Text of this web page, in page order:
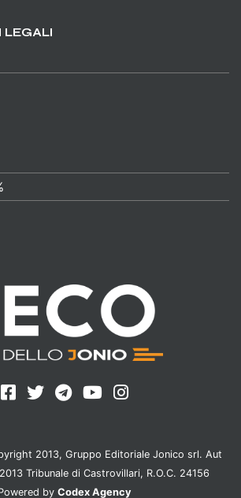
LEGALI
2013, Gruppo Editoriale Jonico srl. Aut
Tribunale di Castrovillari, R.O.C. 24156
by Codex Agency